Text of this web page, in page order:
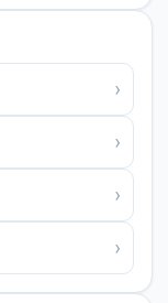
›
›
›
›